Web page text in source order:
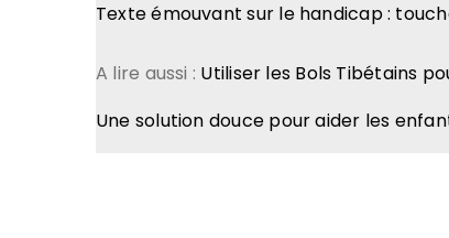
Texte émouvant sur le handicap :
A lire aussi : Utiliser les Bols Tibétains
Une solution douce pour aider les